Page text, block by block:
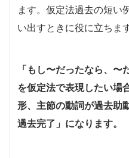
ます。仮定法過去の短い
い出すときに役に立ちま
「もし〜だったなら、
を仮定法で表現したい場
形、主節の動詞が過去助
過去完了」になります。